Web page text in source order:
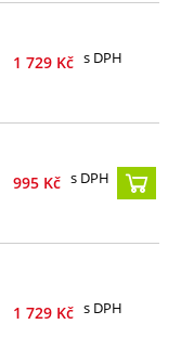
1 729 Kč s DPH
995 Kč s DPH
1 729 Kč s DPH